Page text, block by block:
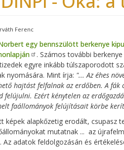
Ferenc
egy bennszülött berkenye
. Számos további
egyre inkább túlszaporodott
nyomására. Mint írja: "... Az éhes
hajtást felfalnak az erdőben. A fák
felújulni. Ezért kénytelen az
faállományok felújításait körbe
képek alapkőzetig erodált, csupasz
mutatnak ... az
Az adatok feldolgozásán és